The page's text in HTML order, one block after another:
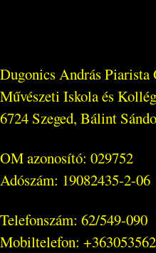
Dugonics András
Művészeti Iskola és
6724 Szeged, Bálint
OM azonosító: 029752
Adószám: 19082435-2-06
Telefonszám: 62/549-090
Mobiltelefon: